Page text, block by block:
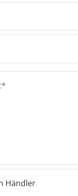
Händler